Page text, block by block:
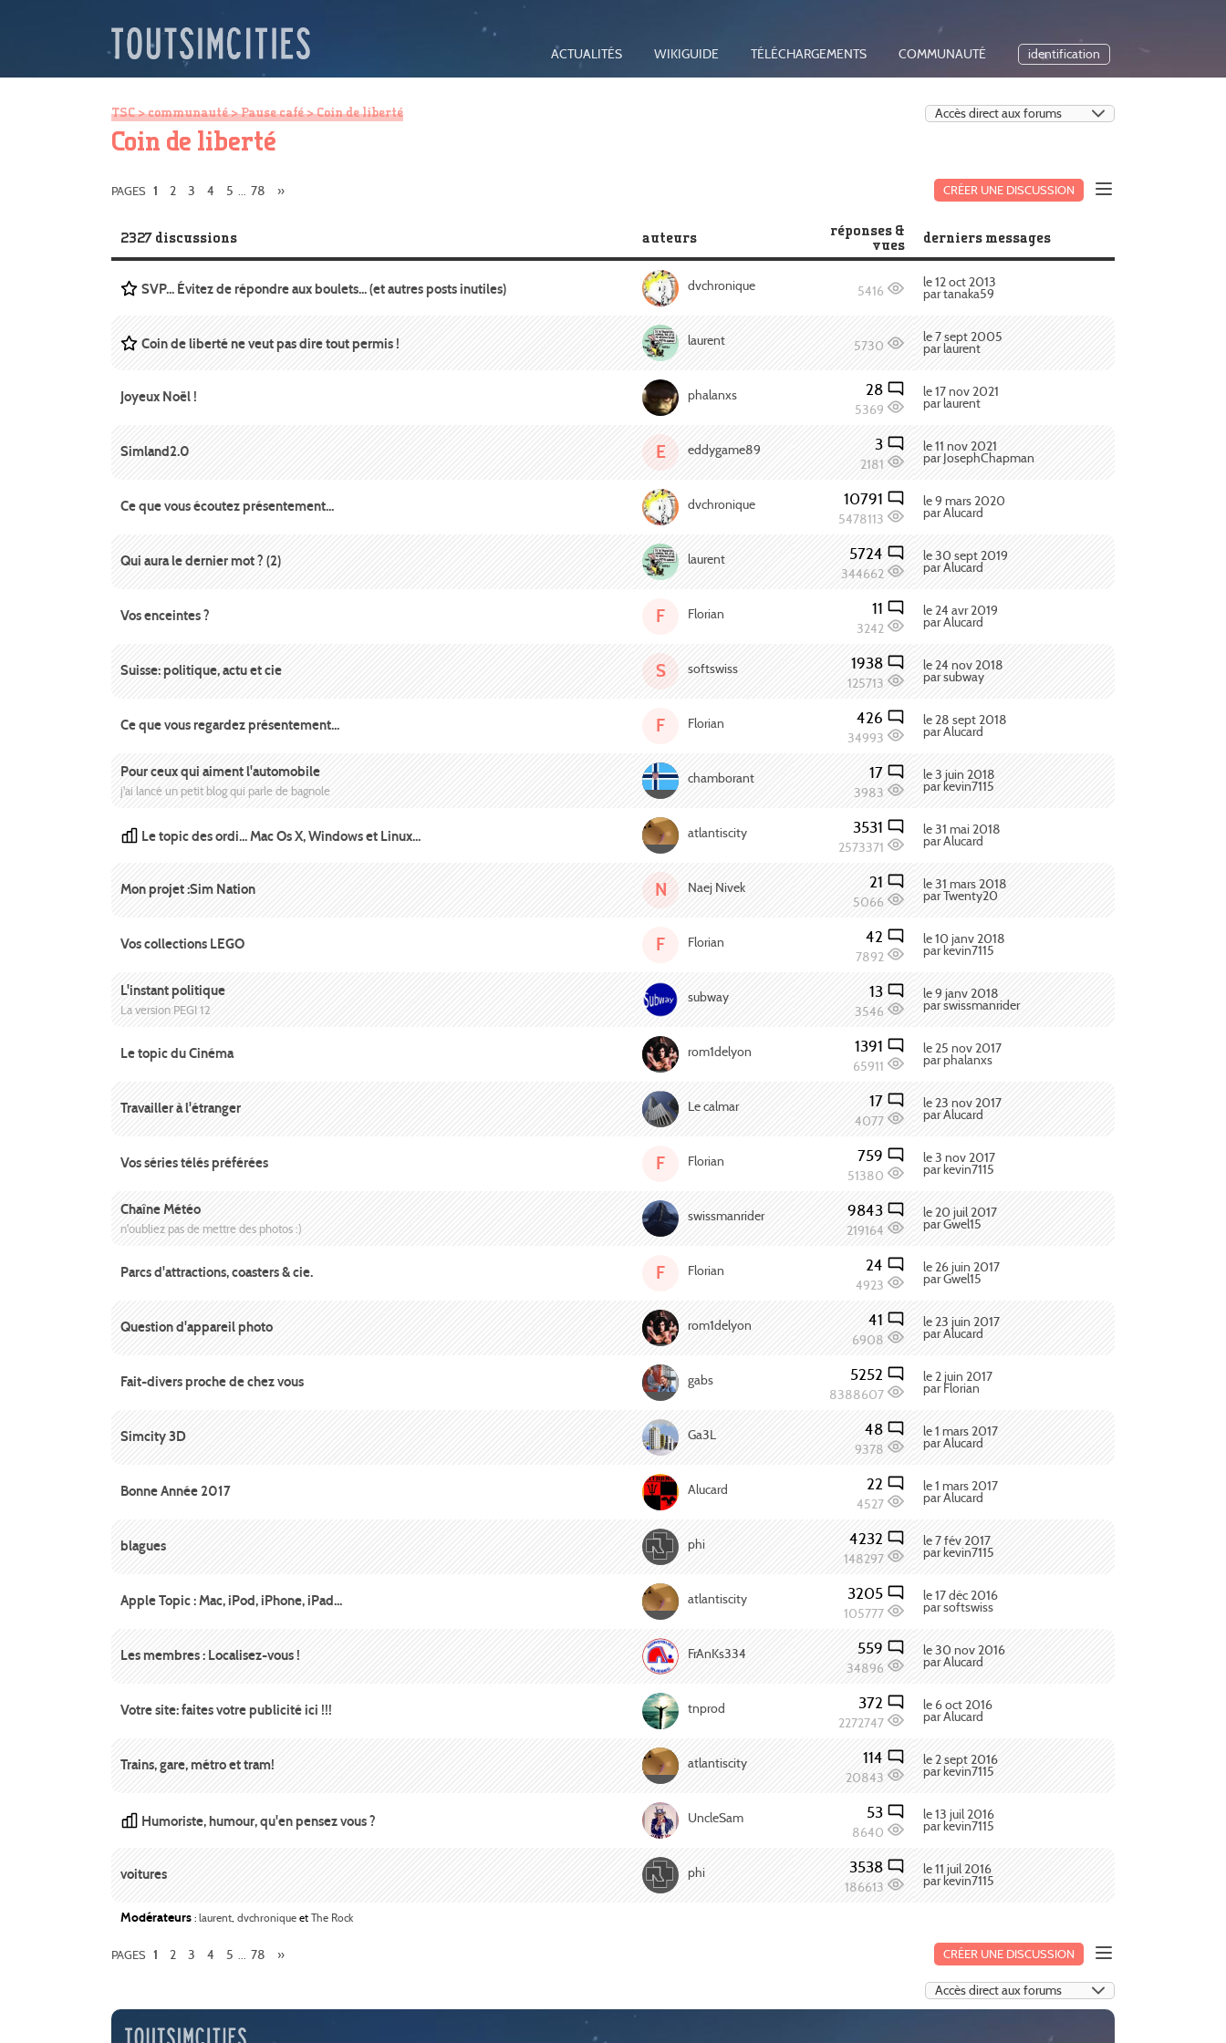
ACTUALITÉS WIKIGUIDE TÉLÉCHARGEMENTS COMMUNAUTÉ identification
TSC>communauté>Pause café> Coin de liberté
Coin de liberté
CRÉER UNE DISCUSSION
PAGES 1 2 3 4 5 ... 78 »
2327 discussions auteurs
réponses &
vues
derniers messages
SVP... Évitez de répondre aux boulets... (et autres posts inutiles) dvchronique 5416
le 12 oct 2013
par tanaka59
Coin de liberté ne veut pas dire tout permis ! laurent 5730
le 7 sept 2005
par laurent
Joyeux Noël ! phalanxs 28
5369
le 17 nov 2021
par laurent
Simland2.0 E eddygame89 3
2181
le 11 nov 2021
par JosephChapman
Ce que vous écoutez présentement... dvchronique 10791
5478113
le 9 mars 2020
par Alucard
Qui aura le dernier mot ? (2) laurent 5724
344662
le 30 sept 2019
par Alucard
Vos enceintes ? F Florian 11
3242
le 24 avr 2019
par Alucard
Suisse: politique, actu et cie S softswiss 1938
125713
le 24 nov 2018
par subway
Ce que vous regardez présentement... F Florian 426
34993
le 28 sept 2018
par Alucard
Pour ceux qui aiment l'automobile
j'ai lancé un petit blog qui parle de bagnole
chamborant 17
3983
le 3 juin 2018
par kevin7115
Le topic des ordi... Mac Os X, Windows et Linux... atlantiscity 3531
2573371
le 31 mai 2018
par Alucard
Mon projet :Sim Nation N Naej Nivek 21
5066
le 31 mars 2018
par Twenty20
Vos collections LEGO F Florian 42
7892
le 10 janv 2018
par kevin7115
L'instant politique
La version PEGI 12
subway 13
3546
le 9 janv 2018
par swissmanrider
Le topic du Cinéma rom1delyon 1391
65911
le 25 nov 2017
par phalanxs
Travailler à l'étranger Le calmar 17
4077
le 23 nov 2017
par Alucard
Vos séries télés préférées F Florian 759
51380
le 3 nov 2017
par kevin7115
Chaîne Météo
n'oubliez pas de mettre des photos :)
swissmanrider 9843
219164
le 20 juil 2017
par Gwel15
Parcs d'attractions, coasters & cie. F Florian 24
4923
le 26 juin 2017
par Gwel15
Question d'appareil photo rom1delyon 41
6908
le 23 juin 2017
par Alucard
Fait-divers proche de chez vous gabs 5252
8388607
le 2 juin 2017
par Florian
Simcity 3D Ga3L 48
9378
le 1 mars 2017
par Alucard
Bonne Année 2017 Alucard 22
4527
le 1 mars 2017
par Alucard
blagues phi 4232
148297
le 7 fév 2017
par kevin7115
Apple Topic : Mac, iPod, iPhone, iPad... atlantiscity 3205
105777
le 17 déc 2016
par softswiss
Les membres : Localisez-vous ! FrAnKs334 559
34896
le 30 nov 2016
par Alucard
Votre site: faites votre publicité ici !!! tnprod 372
2272747
le 6 oct 2016
par Alucard
Trains, gare, métro et tram! atlantiscity 114
20843
le 2 sept 2016
par kevin7115
Humoriste, humour, qu'en pensez vous ? UncleSam 53
8640
le 13 juil 2016
par kevin7115
voitures phi 3538
186613
le 11 juil 2016
par kevin7115
Modérateurs : laurent, dvchronique et The Rock
CRÉER UNE DISCUSSION
PAGES 1 2 3 4 5 ... 78 »